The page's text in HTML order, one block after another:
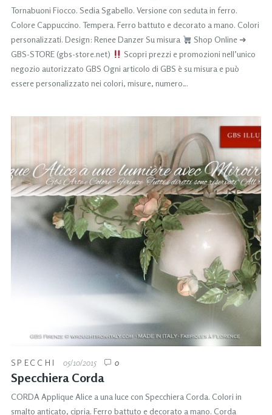
Tornabuoni Fiocco. Sedia Sgabello. Versione con seduta in ferro.
Colore Cappuccino. Tempera. Ferro battuto e decorato a mano. Colori
personalizzati. Design: Renee Danzer Su misura
Shop Online ➜
GBS-STORE (gbs-store.net)
Scopri prezzi e promozioni nell’unico
negozio autorizzato GBS Ogni articolo di GBS è su misura e può
essere personalizzato nei colori, misure, numero…
SPECCHI 05/10/2015 0
Specchiera Corda
CORDA Applique Alice a una luce con Specchiera Corda. Colori in
smalto anticato, cipria. Ferro battuto e decorato a mano. Corda